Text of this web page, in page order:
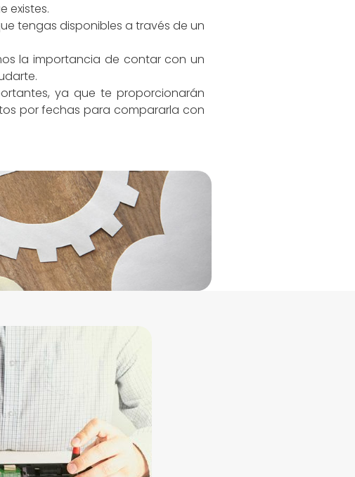
existes.
tengas disponibles a través de un
la importancia de contar con un
ya que te proporcionarán
por fechas para compararla con